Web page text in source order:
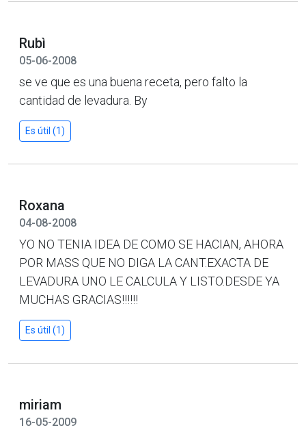
Rubì
05-06-2008
se ve que es una buena receta, pero falto la
cantidad de levadura. By
Es útil (1)
Roxana
04-08-2008
YO NO TENIA IDEA DE COMO SE HACIAN, AHORA
POR MASS QUE NO DIGA LA CANT.EXACTA DE
LEVADURA UNO LE CALCULA Y LISTO.DESDE YA
MUCHAS GRACIAS!!!!!!
Es útil (1)
miriam
16-05-2009